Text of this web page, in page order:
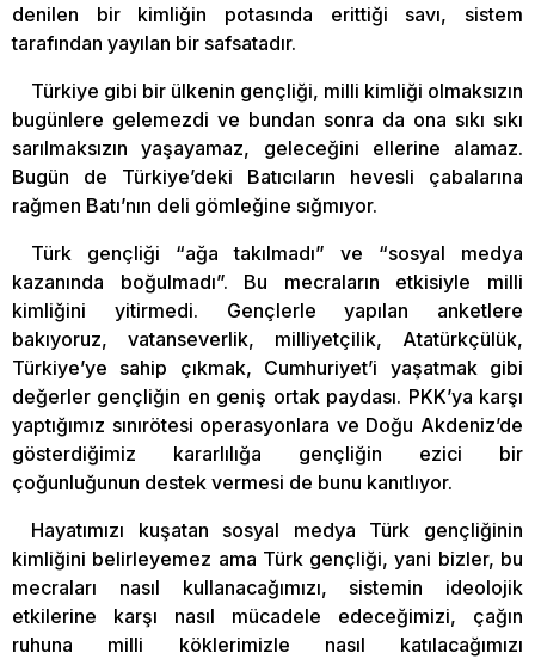
denilen bir kimliğin potasında erittiği savı, sistem
tarafından yayılan bir safsatadır.
Türkiye gibi bir ülkenin gençliği, milli kimliği olmaksızın
bugünlere gelemezdi ve bundan sonra da ona sıkı sıkı
sarılmaksızın yaşayamaz, geleceğini ellerine alamaz.
Bugün de Türkiye’deki Batıcıların hevesli çabalarına
rağmen Batı’nın deli gömleğine sığmıyor.
Türk gençliği “ağa takılmadı” ve “sosyal medya
kazanında boğulmadı”. Bu mecraların etkisiyle milli
kimliğini yitirmedi. Gençlerle yapılan anketlere
bakıyoruz, vatanseverlik, milliyetçilik, Atatürkçülük,
Türkiye’ye sahip çıkmak, Cumhuriyet’i yaşatmak gibi
değerler gençliğin en geniş ortak paydası. PKK’ya karşı
yaptığımız sınırötesi operasyonlara ve Doğu Akdeniz’de
gösterdiğimiz kararlılığa gençliğin ezici bir
çoğunluğunun destek vermesi de bunu kanıtlıyor.
Hayatımızı kuşatan sosyal medya Türk gençliğinin
kimliğini belirleyemez ama Türk gençliği, yani bizler, bu
mecraları nasıl kullanacağımızı, sistemin ideolojik
etkilerine karşı nasıl mücadele edeceğimizi, çağın
ruhuna milli köklerimizle nasıl katılacağımızı